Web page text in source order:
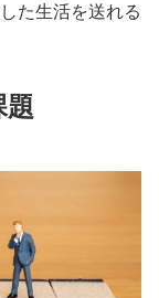
た生活を送れる
題